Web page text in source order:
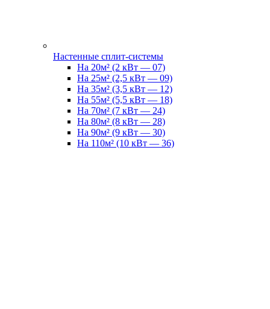
Настенные сплит-системы
На 20м² (2 кВт — 07)
На 25м² (2,5 кВт — 09)
На 35м² (3,5 кВт — 12)
На 55м² (5,5 кВт — 18)
На 70м² (7 кВт — 24)
На 80м² (8 кВт — 28)
На 90м² (9 кВт — 30)
На 110м² (10 кВт — 36)